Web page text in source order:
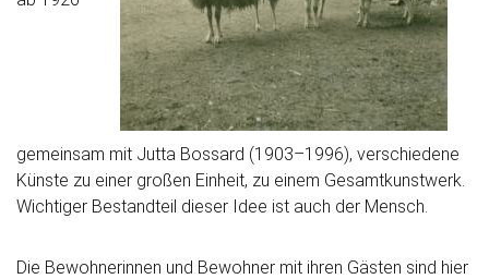
gemeinsam mit Jutta Bossard (1903–1996), verschiedene
Künste zu einer großen Einheit, zu einem Gesamtkunstwerk.
Wichtiger Bestandteil dieser Idee ist auch der Mensch.
Die Bewohnerinnen und Bewohner mit ihren Gästen sind hier